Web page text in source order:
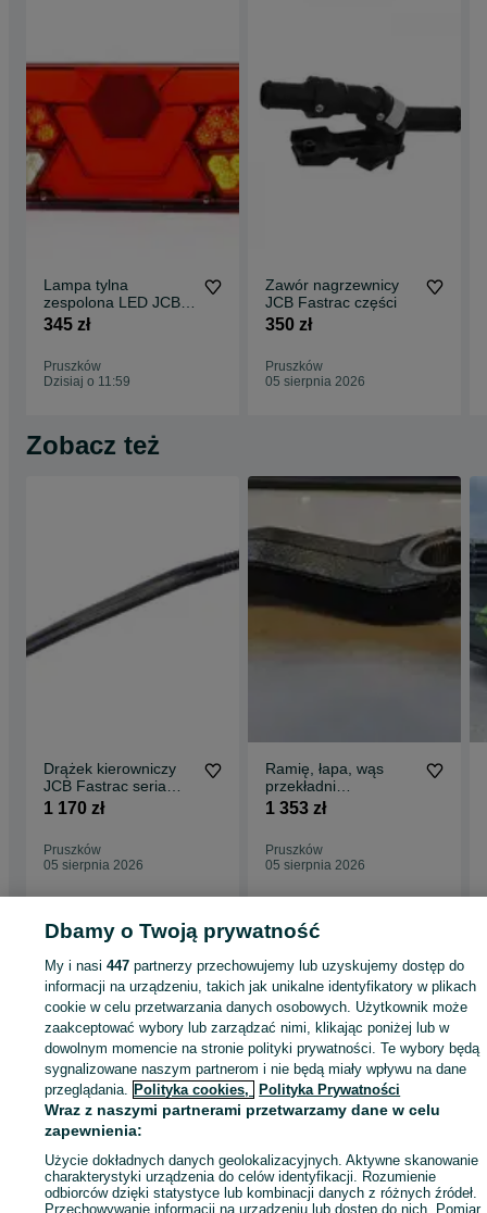
Lampa tylna
zespolona LED JCB
Fastrac 280,00 netto
345 zł
Pruszków
Dzisiaj o 11:59
Zawór nagrzewnicy
JCB Fastrac części
350 zł
Pruszków
05 sierpnia 2026
Zobacz też
Drążek kierowniczy
JCB Fastrac seria
3000
1 170 zł
Pruszków
05 sierpnia 2026
Ramię, łapa, wąs
przekładni
kierowniczej JCB
Fastrac 1100,- netto
1 353 zł
Pruszków
05 sierpnia 2026
Strona główna Rolnictwo Części do maszyn rolniczych
Części do maszyn
rolniczych - Mazowieckie
Części do maszyn rolniczych - Pruszków
KATEGORIA
ID:579961897 Wyświetlenia:
Zadzwoń / SMS Wyślij wiadomość
Dbamy o Twoją prywatność
My i nasi447 partnerzy przechowujemy lub uzyskujemy dostęp do
informacji na urządzeniu, takich jak unikalne identyfikatory w plikach
cookie w celu przetwarzania danych osobowych. Użytkownik może
zaakceptować wybory lub zarządzać nimi, klikając poniżej lub w
dowolnym momencie na stronie polityki prywatności. Te wybory będą
sygnalizowane naszym partnerom i nie będą miały wpływu na dane
przeglądania. Polityka cookies, Polityka Prywatności
Wraz z naszymi partnerami przetwarzamy dane w celu
zapewnienia:
Użycie dokładnych danych geolokalizacyjnych. Aktywne skanowanie
charakterystyki urządzenia do celów identyfikacji. Rozumienie
odbiorców dzięki statystyce lub kombinacji danych z różnych źródeł.
Przechowywanie informacji na urządzeniu lub dostęp do nich. Pomiar